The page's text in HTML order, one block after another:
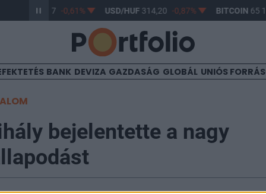
363,17 -0,61% USD/HUF 314,20 -0,87% BITCOIN65
BANK DEVIZA GAZDASÁG GLOBÁL UNIÓS
bejelentette a nagy